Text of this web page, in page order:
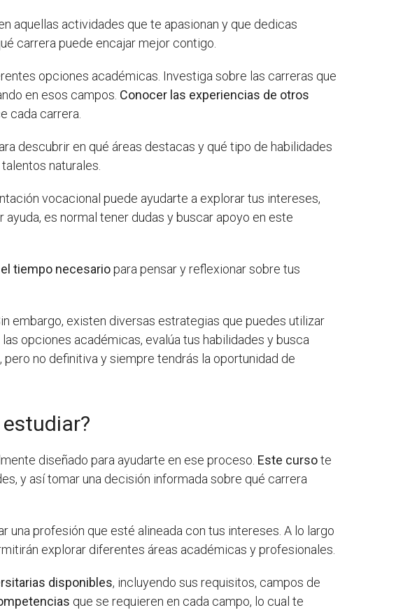
aquellas actividades que te apasionan y que dedicas
carrera puede encajar mejor contigo.
opciones académicas. Investiga sobre las carreras que
en esos campos. Conocer las experiencias de otros
cada carrera.
descubrir en qué áreas destacas y qué tipo de habilidades
naturales.
vocacional puede ayudarte a explorar tus intereses,
es normal tener dudas y buscar apoyo en este
tiempo necesariopara pensar y reflexionar sobre tus
embargo, existen diversas estrategias que puedes utilizar
opciones académicas, evalúa tus habilidades y busca
no definitiva y siempre tendrás la oportunidad de
diseñado para ayudarte en ese proceso. Este cursote
y así tomar una decisión informada sobre qué carrera
una profesión que esté alineada con tus intereses. A lo largo
explorar diferentes áreas académicas y profesionales.
disponibles, incluyendo sus requisitos, campos de
que se requieren en cada campo, lo cual te